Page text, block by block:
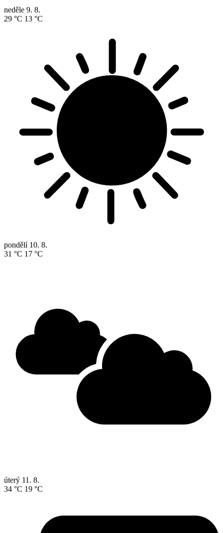
neděle 9. 8.
29 °C 13 °C
pondělí 10. 8.
31 °C 17 °C
úterý 11. 8.
34 °C 19 °C